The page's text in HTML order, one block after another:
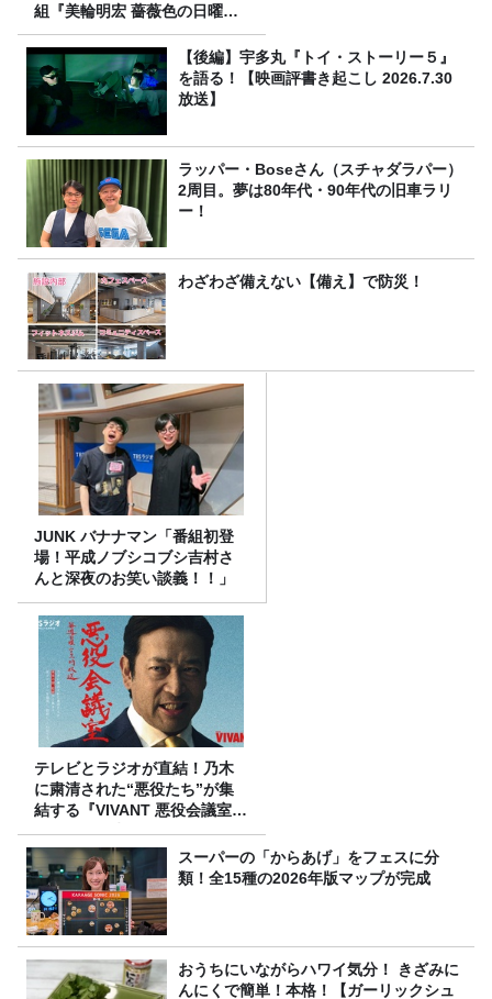
組『美輪明宏 薔薇色の日曜日
～ごきげんよう、ルンルン
～』8/9（日）16時放送【後編】宇多丸『トイ・ストーリー５』
を語る！【映画評書き起こし 2026.7.30
放送】
ラッパー・Boseさん（スチャダラパー）
2周目。夢は80年代・90年代の旧車ラリ
ー！
わざわざ備えない【備え】で防災！
JUNK バナナマン「番組初登
場！平成ノブシコブシ吉村さ
んと深夜のお笑い談義！！」
テレビとラジオが直結！乃木
に粛清された“悪役たち”が集
結する『VIVANT 悪役会議室』
7/26(日)23時スタート！
スーパーの「からあげ」をフェスに分
類！全15種の2026年版マップが完成
おうちにいながらハワイ気分！ きざみに
んにくで簡単！本格！【ガーリックシュ